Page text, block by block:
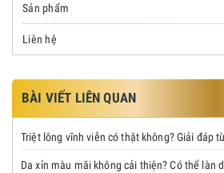
Sản phẩm
Liên hệ
BÀI VIẾT LIÊN QUAN
Triệt lông vĩnh viễn có thật không? Giải đáp
Da xỉn màu mãi không cải thiện? Có thể làn